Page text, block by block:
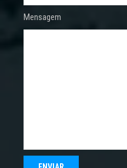
Mensagem